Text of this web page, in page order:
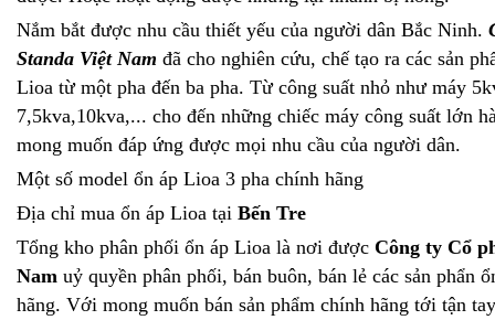
Nắm bắt được nhu cầu thiết yếu của người dân Bắc Ninh.
Standa Việt Nam đã cho nghiên cứu, chế tạo ra các sản
Lioa từ một pha đến ba pha. Từ công suất nhỏ như máy
7,5kva,10kva,... cho đến những chiếc máy công suất lớn
mong muốn đáp ứng được mọi nhu cầu của người dân.
Một số model ổn áp Lioa 3 pha chính hãng
Địa chỉ mua ổn áp Lioa tại Bến Tre
Tổng kho phân phối ổn áp Lioa là nơi được Công ty Cổ
Nam uỷ quyền phân phối, bán buôn, bán lẻ các sản phẩn
hãng. Với mong muốn bán sản phẩm chính hãng tới tận